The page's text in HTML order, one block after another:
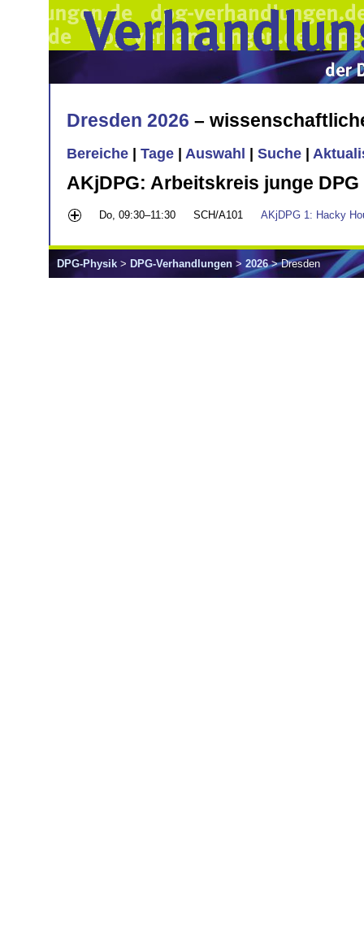
Dresden 2026 –
Bereiche Tage Auswahl Suche
AKjDPG: Arbeitskreis junge DPG
Do, 09:30–11:30 SCH/A101 AKjDPG 1: Hacky
DPG-Physik > DPG-Verhandlungen > 2026> Dresden